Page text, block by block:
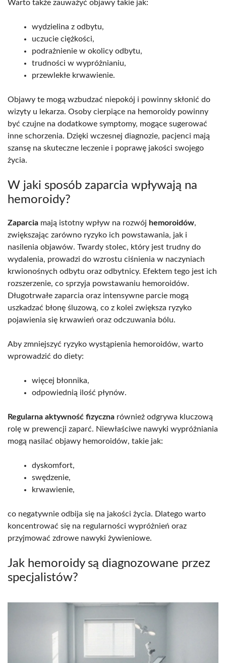
Warto także zauważyć objawy takie jak:
wydzielina z odbytu,
uczucie ciężkości,
podrażnienie w okolicy odbytu,
trudności w wypróżnianiu,
przewlekłe krwawienie.
Objawy te mogą wzbudzać niepokój i powinny skłonić do
wizyty u lekarza. Osoby cierpiące na hemoroidy powinny
być czujne na dodatkowe symptomy, mogące sugerować
inne schorzenia. Dzięki wczesnej diagnozie, pacjenci mają
szansę na skuteczne leczenie i poprawę jakości swojego
życia.
W jaki sposób zaparcia wpływają na
hemoroidy?
Zaparcia mają istotny wpływ na rozwój hemoroidów,
zwiększając zarówno ryzyko ich powstawania, jak i
nasilenia objawów. Twardy stolec, który jest trudny do
wydalenia, prowadzi do wzrostu ciśnienia w naczyniach
krwionośnych odbytu oraz odbytnicy. Efektem tego jest ich
rozszerzenie, co sprzyja powstawaniu hemoroidów.
Długotrwałe zaparcia oraz intensywne parcie mogą
uszkadzać błonę śluzową, co z kolei zwiększa ryzyko
pojawienia się krwawień oraz odczuwania bólu.
Aby zmniejszyć ryzyko wystąpienia hemoroidów, warto
wprowadzić do diety:
więcej błonnika,
odpowiednią ilość płynów.
Regularna aktywność fizyczna również odgrywa kluczową
rolę w prewencji zaparć. Niewłaściwe nawyki wypróżniania
mogą nasilać objawy hemoroidów, takie jak:
dyskomfort,
swędzenie,
krwawienie,
co negatywnie odbija się na jakości życia. Dlatego warto
koncentrować się na regularności wypróżnień oraz
przyjmować zdrowe nawyki żywieniowe.
Jak hemoroidy są diagnozowane przez
specjalistów?